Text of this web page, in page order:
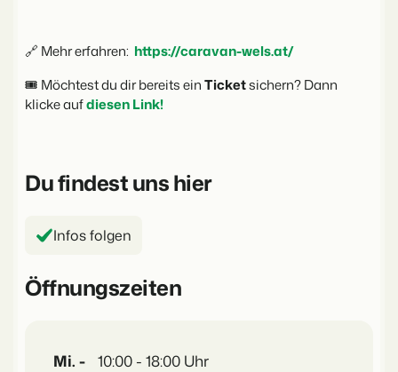
🔗 Mehr erfahren: https://caravan-wels.at/
🎟️ Möchtest du dir bereits einTicketsichern? Dann
klicke aufdiesen Link!
Du findest uns hier
Infos folgen
Öffnungszeiten
Mi. - 10:00 - 18:00 Uhr